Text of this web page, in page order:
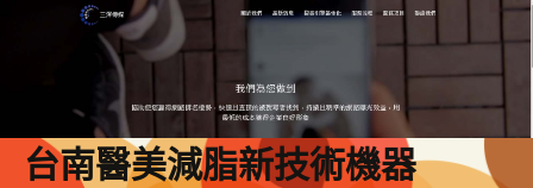
台南醫美減脂新技術機器